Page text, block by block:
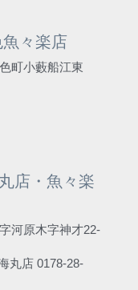
々楽店
町小藪船江東
店・魚々楽
河原木字神才22-
丸店 0178-28-